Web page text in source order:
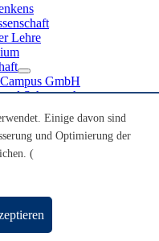
Lehre
GmbH
Schutzrechte
der Universität Bremen
an der Universität Bremen
Schüler
Einige davon sind
und Optimierung der
(